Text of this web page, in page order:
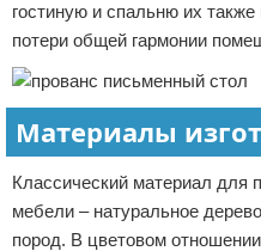
гостиную и спальню их
потери общей гармонии
Материалы
Классический материал для
мебели – натуральное
пород. В цветовом